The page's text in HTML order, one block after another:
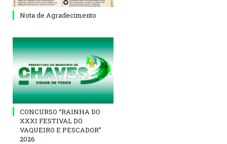
Nota de Agradecimento
CONCURSO “RAINHA DO
XXXI FESTIVAL DO
VAQUEIRO E PESCADOR”
2026